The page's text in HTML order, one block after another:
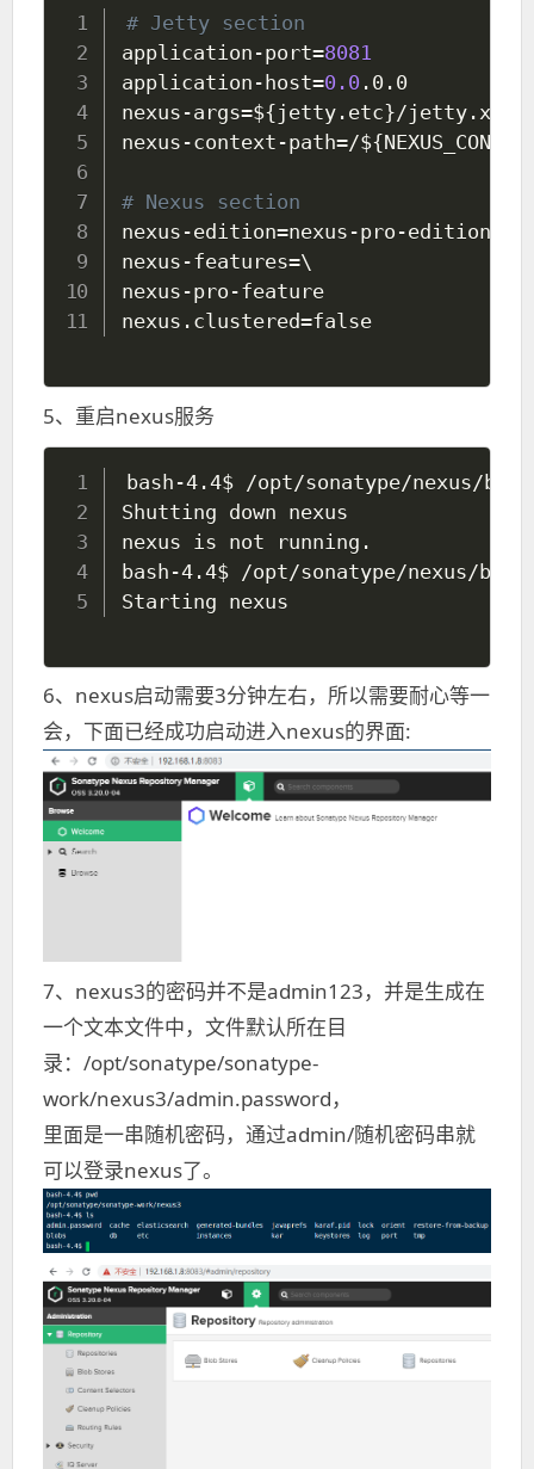
# Jetty section
application-port=8081
application-host=0.0 .0.0
nexus-args=${jetty.etc}/jetty.xml,
nexus-context-path=/
# Nexus section
nexus-edition=nexus-pro-edition
nexus-features=\
nexus-pro-feature
nexus.clustered= false
5、重启nexus服务
bash-4.4$ /opt/sonatype/nexus/bin/
Shutting down nexus
nexus is not running.
bash-4.4$ /opt/sonatype/nexus/
6、nexus启动需要3分钟左右，所以需要耐心等一
会，下面已经成功启动进入nexus的界面:
7、nexus3的密码并不是admin123，并是生成在
一个文本文件中，文件默认所在目
录：/opt/sonatype/sonatype-
work/nexus3/admin.password，
里面是一串随机密码，通过admin/随机密码串就
可以登录nexus了。